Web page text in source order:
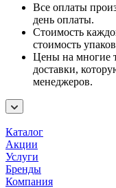
Все оплаты
день оплаты.
Стоимость
стоимость
Цены на многие
доставки,
менеджеров.
Каталог
Акции
Услуги
Бренды
Компания